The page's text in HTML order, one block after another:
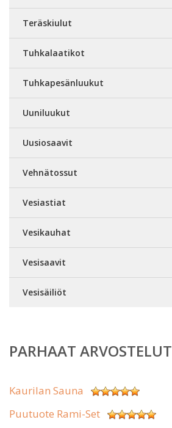
Teräskiulut
Tuhkalaatikot
Tuhkapesänluukut
Uuniluukut
Uusiosaavit
Vehnätossut
Vesiastiat
Vesikauhat
Vesisaavit
Vesisäiliöt
PARHAAT ARVOSTELUT
Kaurilan Sauna
Puutuote Rami-Set